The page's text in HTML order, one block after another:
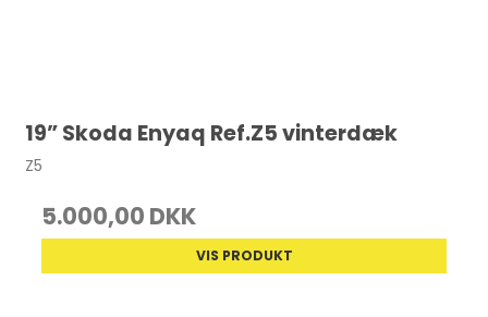
19” Skoda Enyaq Ref.Z5 vinterdæk
Z5
5.000,00 DKK
VIS PRODUKT